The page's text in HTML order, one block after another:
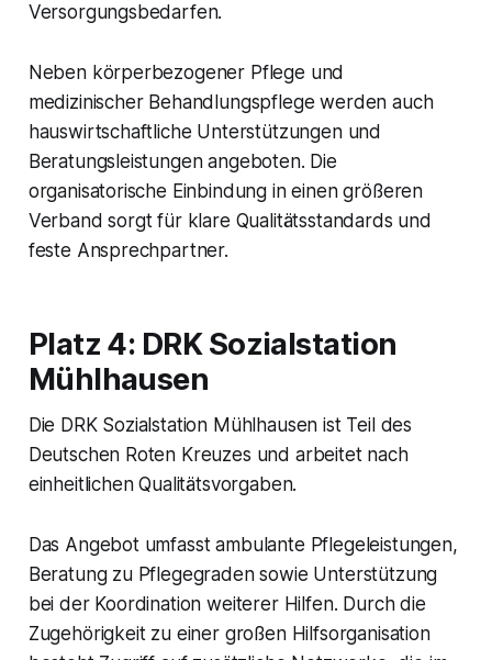
Versorgungsbedarfen.
Neben körperbezogener Pflege und
medizinischer Behandlungspflege werden auch
hauswirtschaftliche Unterstützungen und
Beratungsleistungen angeboten. Die
organisatorische Einbindung in einen größeren
Verband sorgt für klare Qualitätsstandards und
feste Ansprechpartner.
Platz 4: DRK Sozialstation
Mühlhausen
Die DRK Sozialstation Mühlhausen ist Teil des
Deutschen Roten Kreuzes und arbeitet nach
einheitlichen Qualitätsvorgaben.
Das Angebot umfasst ambulante Pflegeleistungen,
Beratung zu Pflegegraden sowie Unterstützung
bei der Koordination weiterer Hilfen. Durch die
Zugehörigkeit zu einer großen Hilfsorganisation